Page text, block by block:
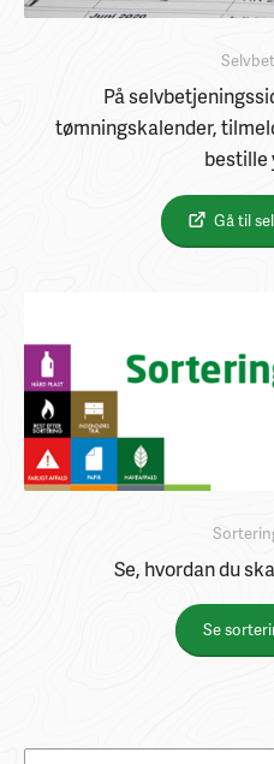
På
tømningskalender,
bestille
Gå til
Se, hvordan du
Se